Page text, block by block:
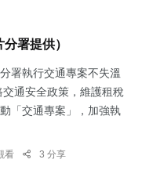
署提供）
署執行交通專案不失溫
通安全政策，維護租稅
「交通專案」，加強執
看 3 分享